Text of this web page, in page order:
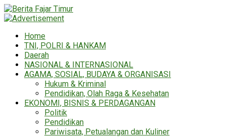
Home
TNI, POLRI & HANKAM
Daerah
NASIONAL & INTERNASIONAL
AGAMA, SOSIAL, BUDAYA & ORGANISASI
Hukum & Kriminal
Pendidikan, Olah Raga & Kesehatan
EKONOMI, BISNIS & PERDAGANGAN
Politik
Pendidikan
Pariwisata, Petualangan dan Kuliner